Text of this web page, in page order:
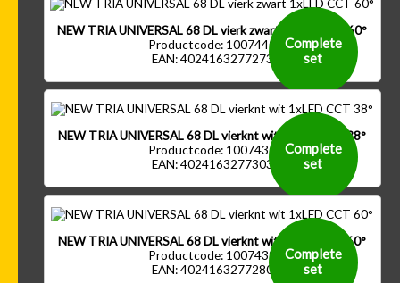
NEW TRIA UNIVERSAL 68 DL vierk zwart 1xLED CCT 60°
Productcode: 1007440
EAN: 4024163277273
Complete
set
NEW TRIA UNIVERSAL 68 DL vierknt wit 1xLED CCT 38°
Productcode: 1007437
EAN: 4024163277303
Complete
set
NEW TRIA UNIVERSAL 68 DL vierknt wit 1xLED CCT 60°
Productcode: 1007439
EAN: 4024163277280
Complete
set